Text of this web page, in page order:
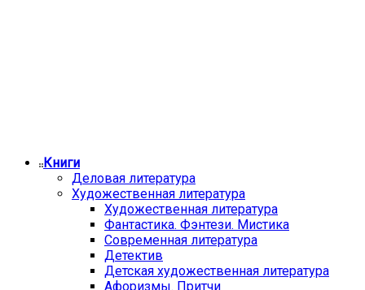
Книги
Деловая литература
Художественная литература
Художественная литература
Фантастика. Фэнтези. Мистика
Современная литература
Детектив
Детская художественная литература
Афоризмы. Притчи